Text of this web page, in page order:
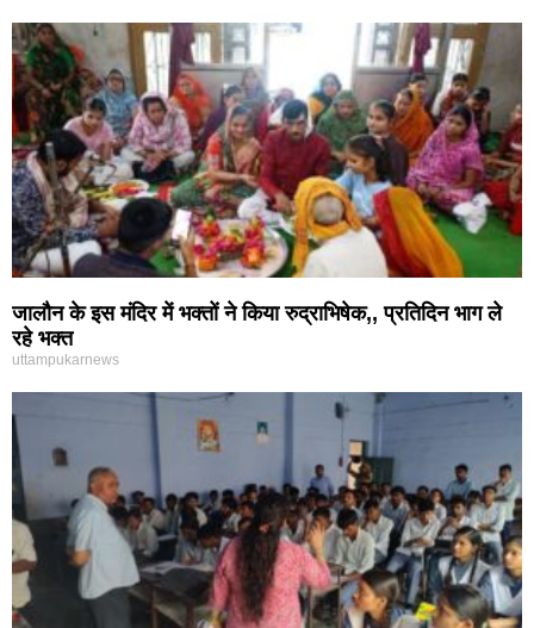
जालौन के इस मंदिर में भक्तों ने किया रुद्राभिषेक,, प्रतिदिन भाग ले
रहे भक्त
uttampukarnews